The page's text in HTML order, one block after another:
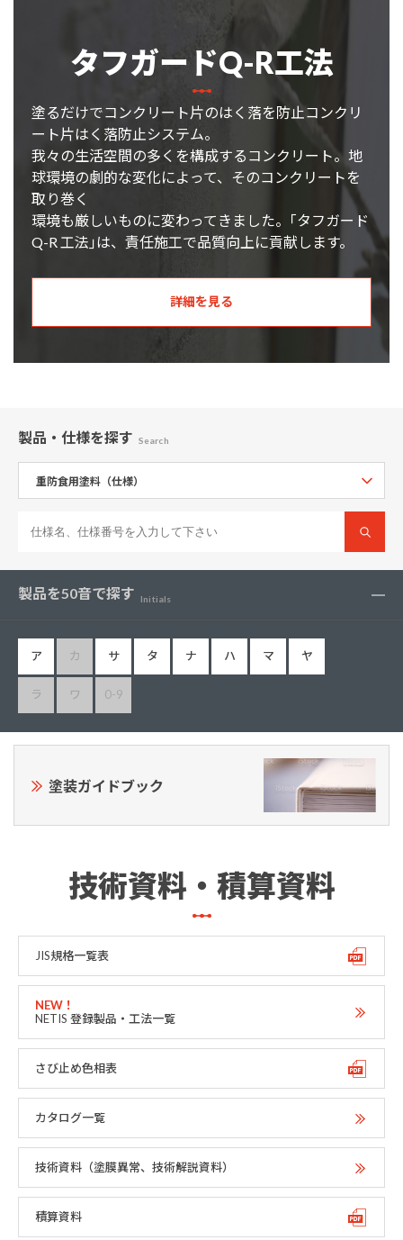
タフガードQ-R工法
塗るだけでコンクリート片のはく落を防止コンクリ
ート片はく落防止システム。
我々の生活空間の多くを構成するコンクリート。地
球環境の劇的な変化によって、そのコンクリートを
取り巻く
環境も厳しいものに変わってきました。｢タフガード
Q-R 工法｣は、責任施工で品質向上に貢献します。
詳細を見る
製品・仕様を探す Search
製品を50音で探す Initials
ア カ サ タ ナ ハ マ ヤ
ラ ワ 0-9
塗装ガイドブック
技術資料・積算資料
JIS規格一覧表
NETIS 登録製品・工法一覧
さび止め色相表
カタログ一覧
技術資料（塗膜異常、技術解説資料）
積算資料